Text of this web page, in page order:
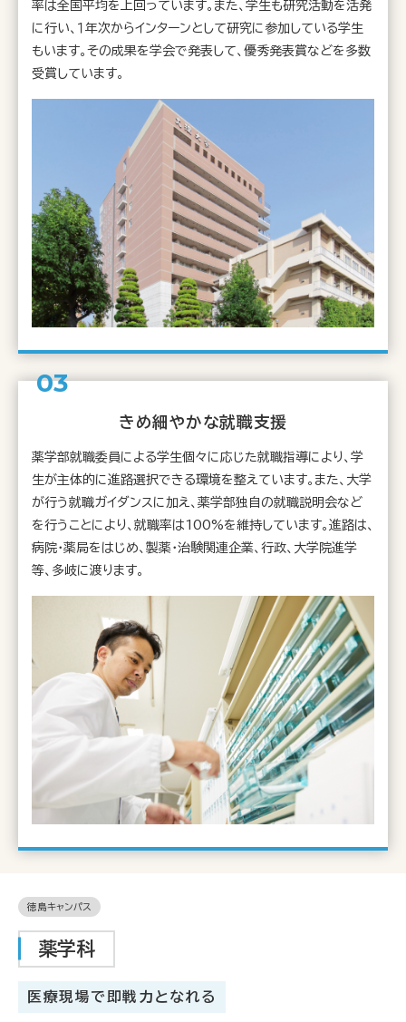
率は全国平均を上回っています。また、学生も研究活動を活発
に行い、１年次からインターンとして研究に参加している学生
もいます。その成果を学会で発表して、優秀発表賞などを多数
受賞しています。
きめ細やかな就職支援
薬学部就職委員による学生個々に応じた就職指導により、学
生が主体的に進路選択できる環境を整えています。また、大学
が行う就職ガイダンスに加え、薬学部独自の就職説明会など
を行うことにより、就職率は100%を維持しています。進路は、
病院・薬局をはじめ、製薬・治験関連企業、行政、大学院進学
等、多岐に渡ります。
徳島キャンパス
薬学科
医療現場で即戦力となれる